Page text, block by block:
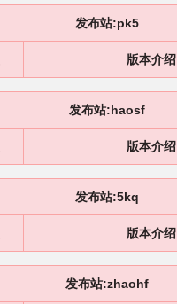
发布站:pk5
版本介绍
发布站:haosf
版本介绍
发布站:5kq
版本介绍
发布站:zhaohf